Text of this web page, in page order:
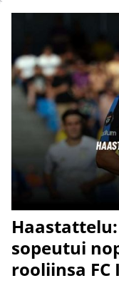
sopeutui
rooliinsa FC